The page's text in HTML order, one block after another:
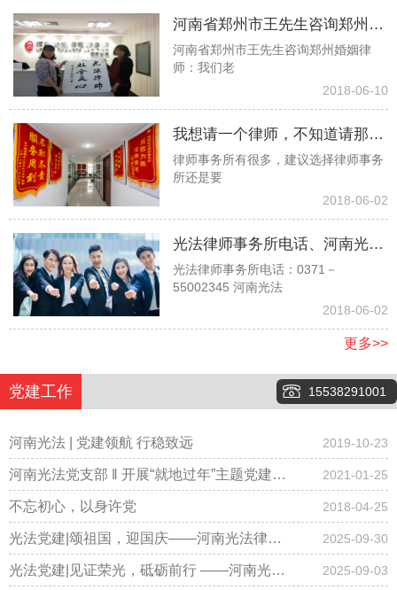
河南省郑州市王先生咨询郑州婚
姻律师：我们老伴俩今年都八十
多了，没有任何经济来源，有两
一个孙子，但是当我们问他要钱
时，他说他是孙子没有赡养我们
的义务，请问对吗？
河南省郑州市王先生咨询郑州婚姻律
师：我们老
2018-06-10
我想请一个律师，不知道请那个
律师事务所更好些！
律师事务所有很多，建议选择律师事务
所还是要
2018-06-02
光法律师事务所电话、河南光法
律师事务所电话、郑州光法律师
事务所电话037155002345
光法律师事务所电话：0371－
55002345 河南光法
2018-06-02
更多>>
党建工作 15538291001
河南光法 | 党建领航 行稳致远 2019-10-23
河南光法党支部 ‖ 开展“就地过年”主题党建会
议，倡导春节期间少聚集、“云拜年”！
2021-01-25
不忘初心，以身许党 2018-04-25
光法党建|颂祖国，迎国庆——河南光法律师
事务所隆重召开国庆节庆祝大会
2025-09-30
光法党建|见证荣光，砥砺前行 ——河南光法 2025-09-03